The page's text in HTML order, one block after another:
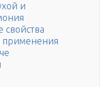
и
применения